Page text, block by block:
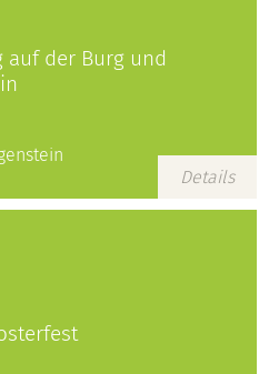
auf der Burg und
Details